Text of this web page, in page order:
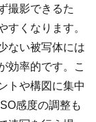
撮影できるた
すくなります。
ない被写体には
効率的です。こ
トや構図に集中
感度の調整も